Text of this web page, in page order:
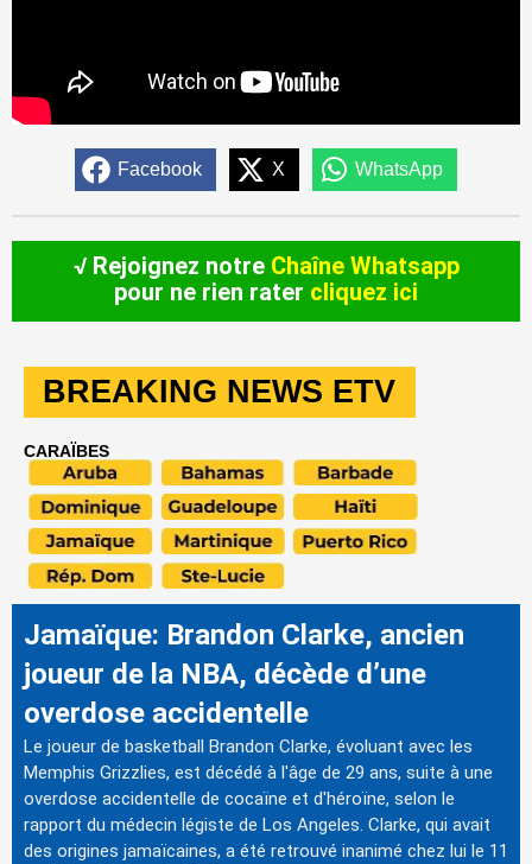
Facebook X WhatsApp
√ Rejoignez notre Chaîne Whatsapp
pour ne rien rater cliquez ici
BREAKING NEWS ETV
CARAÏBES
Jamaïque: Brandon Clarke, ancien
joueur de la NBA, décède d’une
overdose accidentelle
Le joueur de basketball Brandon Clarke, évoluant avec les
Memphis Grizzlies, est décédé à l'âge de 29 ans, suite à une
overdose accidentelle de cocaïne et d'héroïne, selon le
rapport du médecin légiste de Los Angeles. Clarke, qui avait
des origines jamaïcaines, a été retrouvé inanimé chez lui le 11